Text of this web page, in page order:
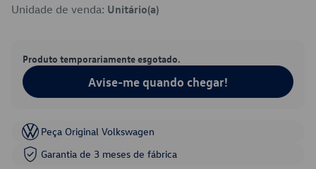
Unidade de venda: Unitário(a)
Produto temporariamente esgotado.
Avise-me quando chegar!
Peça Original Volkswagen
Garantia de 3 meses de fábrica